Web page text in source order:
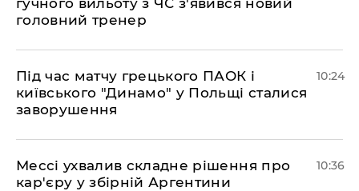
головний тренер
Під час матчу грецького ПАОК і
київського "Динамо" у Польщі сталися
заворушення
10:24
Мессі ухвалив складне рішення про
кар'єру у збірній Аргентини
10:36